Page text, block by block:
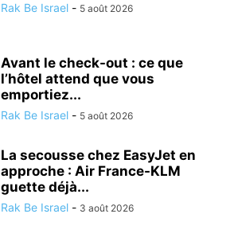
Rak Be Israel - 5 août 2026
Avant le check-out : ce que
l’hôtel attend que vous
emportiez...
Rak Be Israel - 5 août 2026
La secousse chez EasyJet en
approche : Air France-KLM
guette déjà...
Rak Be Israel - 3 août 2026